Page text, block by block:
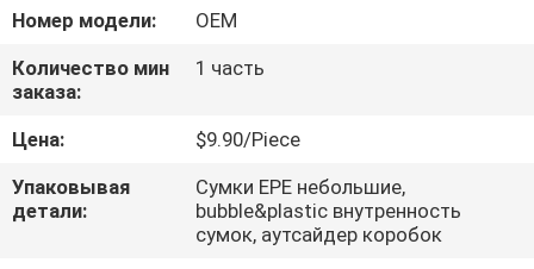
КОНТРОЛЬ
КАЧЕСТВА
СВЯЖИТЕСЬ
С
НАМИ
Номер модели:
OEM
Количество мин
заказа:
1 часть
Цена:
$9.90/Piece
Упаковывая
детали:
Сумки EPE небольшие,
bubble&plastic внутренность
сумок, аутсайдер коробок